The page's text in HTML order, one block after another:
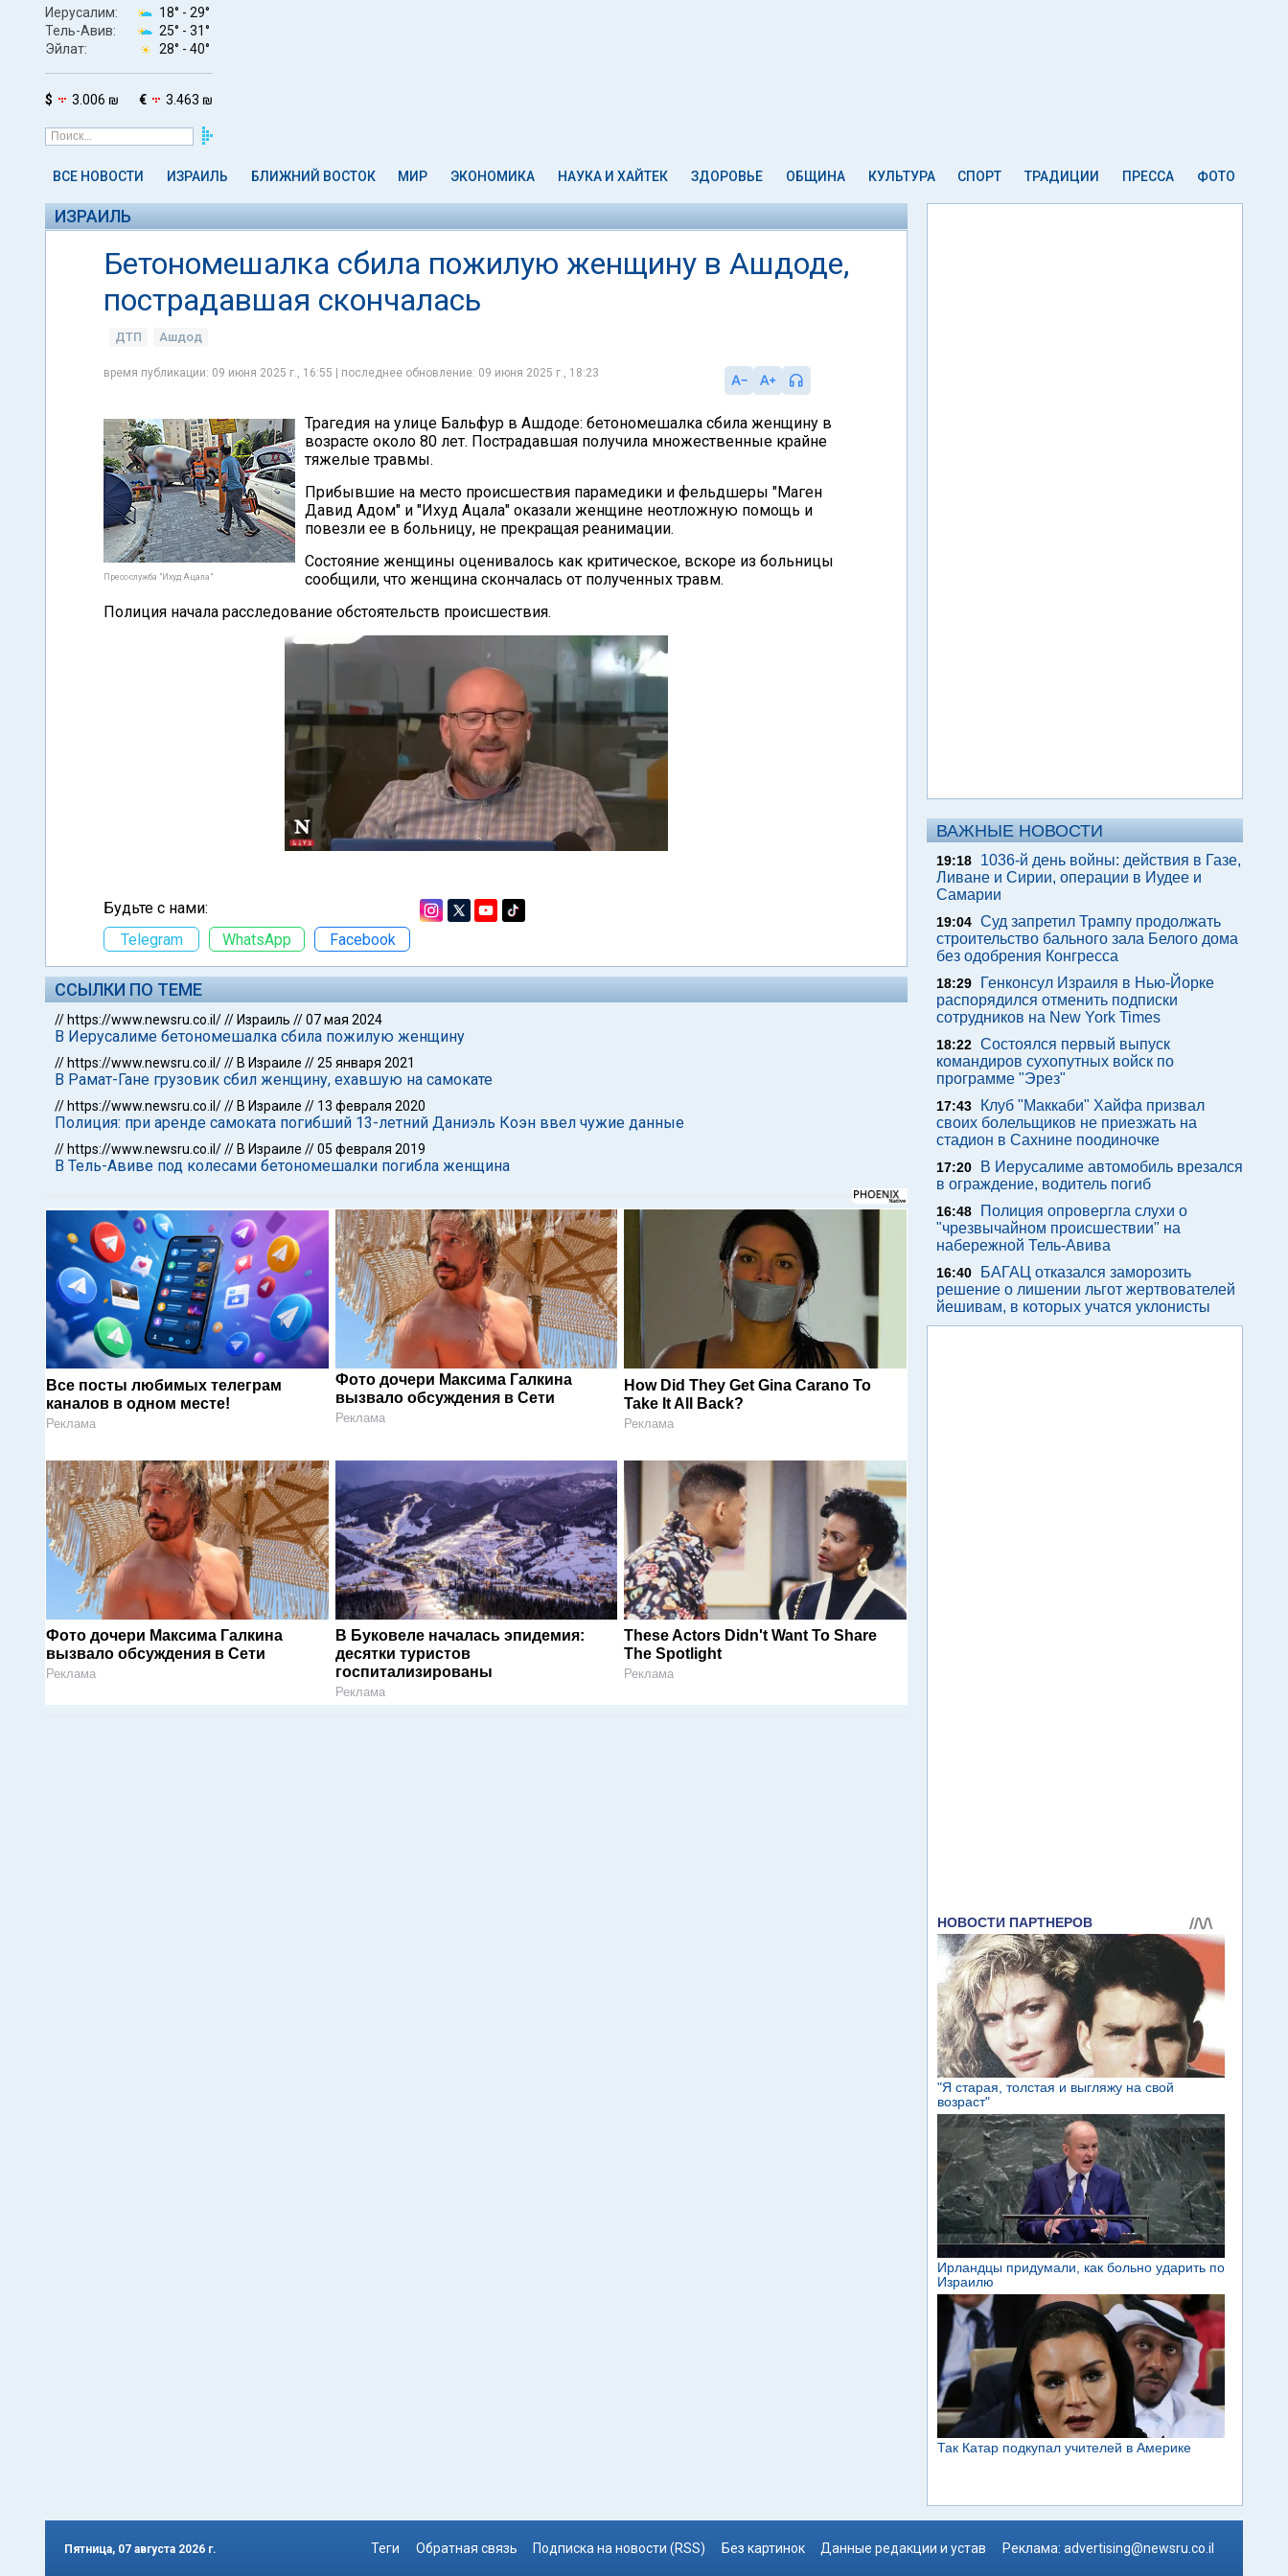
Иерусалим: 18° - 29°
Тель-Авив:
25° - 31°
Эйлат:
28° - 40°
$ 3.006 ₪ € 3.463 ₪
ВСЕ НОВОСТИ ИЗРАИЛЬ БЛИЖНИЙ ВОСТОК МИР ЭКОНОМИКА НАУКА И ХАЙТЕК ЗДОРОВЬЕ ОБЩИНА КУЛЬТУРА СПОРТ ТРАДИЦИИ ПРЕССА ФОТО
ИЗРАИЛЬ
Бетономешалка сбила пожилую женщину в Ашдоде,
пострадавшая скончалась
ДТП Ашдод
время публикации: 09 июня 2025 г., 16:55 | последнее обновление: 09 июня 2025 г., 18:23
Пресс-служба "Ихуд Ацала"
Трагедия на улице Бальфур в Ашдоде: бетономешалка сбила женщину в
возрасте около 80 лет. Пострадавшая получила множественные крайне
тяжелые травмы.
Прибывшие на место происшествия парамедики и фельдшеры "Маген
Давид Адом" и "Ихуд Ацала" оказали женщине неотложную помощь и
повезли ее в больницу, не прекращая реанимации.
Состояние женщины оценивалось как критическое, вскоре из больницы
сообщили, что женщина скончалась от полученных травм.
Полиция начала расследование обстоятельств происшествия.
Будьте с нами:
Telegram
WhatsApp Facebook
ССЫЛКИ ПО ТЕМЕ
// https://www.newsru.co.il/// Израиль //07 мая 2024
В Иерусалиме бетономешалка сбила пожилую женщину
// https://www.newsru.co.il/// В Израиле //25 января 2021
В Рамат-Гане грузовик сбил женщину, ехавшую на самокате
// https://www.newsru.co.il/// В Израиле // 13 февраля 2020
Полиция: при аренде самоката погибший 13-летний Даниэль Коэн ввел чужие данные
// https://www.newsru.co.il/// В Израиле //05 февраля 2019
В Тель-Авиве под колесами бетономешалки погибла женщина
Все посты любимых телеграм
каналов в одном месте!
Реклама
Фото дочери Максима Галкина
вызвало обсуждения в Сети
Реклама
How Did They Get Gina Carano To
Take It All Back?
Реклама
Фото дочери Максима Галкина
вызвало обсуждения в Сети
Реклама
В Буковеле началась эпидемия:
десятки туристов
госпитализированы
Реклама
These Actors Didn't Want To Share
The Spotlight
Реклама
ВАЖНЫЕ НОВОСТИ
19:18
1036-й день войны: действия в Газе,
Ливане и Сирии, операции в Иудее и
Самарии
19:04 Суд запретил Трампу продолжать
строительство бального зала Белого дома
без одобрения Конгресса
18:29
Генконсул Израиля в Нью-Йорке
распорядился отменить подписки
сотрудников на New York Times
18:22 Состоялся первый выпуск
командиров сухопутных войск по
программе "Эрез"
17:43
Клуб "Маккаби" Хайфа призвал
своих болельщиков не приезжать на
стадион в Сахнине поодиночке
17:20
В Иерусалиме автомобиль врезался
в ограждение, водитель погиб
16:48
Полиция опровергла слухи о
"чрезвычайном происшествии" на
набережной Тель-Авива
16:40
БАГАЦ отказался заморозить
решение о лишении льгот жертвователей
йешивам, в которых учатся уклонисты
Пятница, 07 августа 2026 г. Теги Обратная связь Подписка на новости (RSS) Без картинок Данные редакции и устав Реклама: advertising@newsru.co.il